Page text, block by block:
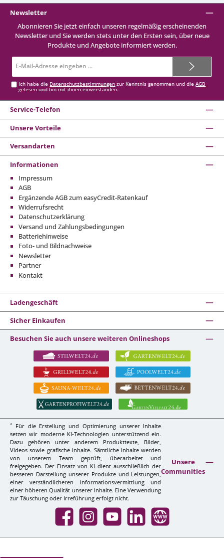
Newsletter
Abonnieren Sie jetzt einfach unseren regelmäßig erscheinenden
Newsletter und Sie werden stets unter den Ersten sein, über neue
Produkte und Angebote informiert werden.
Mail-
Ich habe die Datenschutzbestimmungen zur Kenntnis genommen und dieAGB
gelesen und bin mit ihnen einverstanden.
Service-Telefon
Unsere Vorteile
Versandarten
Informationen
Impressum
AGB
Ergänzende AGB zum easyCredit-Ratenkauf
Widerrufsrecht
Datenschutzerklärung
Versand und Zahlungsbedingungen
Batteriehinweise
Foto- und Bildnachweise
Newsletter
Partner
Kontakt
Ladengeschäft
Sicher Einkaufen
Besuchen Sie auch unsere weiteren Onlineshops
*
Für die Erstellung und Optimierung unserer Inhalte
setzen wir moderne KI-Technologien unterstützend ein.
Dazu gehören unter anderem Produkttexte, Bilder,
Videos sowie grafische Inhalte. Sämtliche Inhalte werden
von unserem Team geprüft, überarbeitet und
freigegeben. Der Einsatz von KI dient ausschließlich der
besseren Darstellung unserer Produkte und Leistungen,
einer verständlicheren Informationsvermittlung und
einer höheren Qualität unserer Inhalte. Eine Verwendung
zur Täuschung oder Irreführung erfolgt nicht.
Unsere
Communities
Facebook InstagramYouTube LinkedIn Website